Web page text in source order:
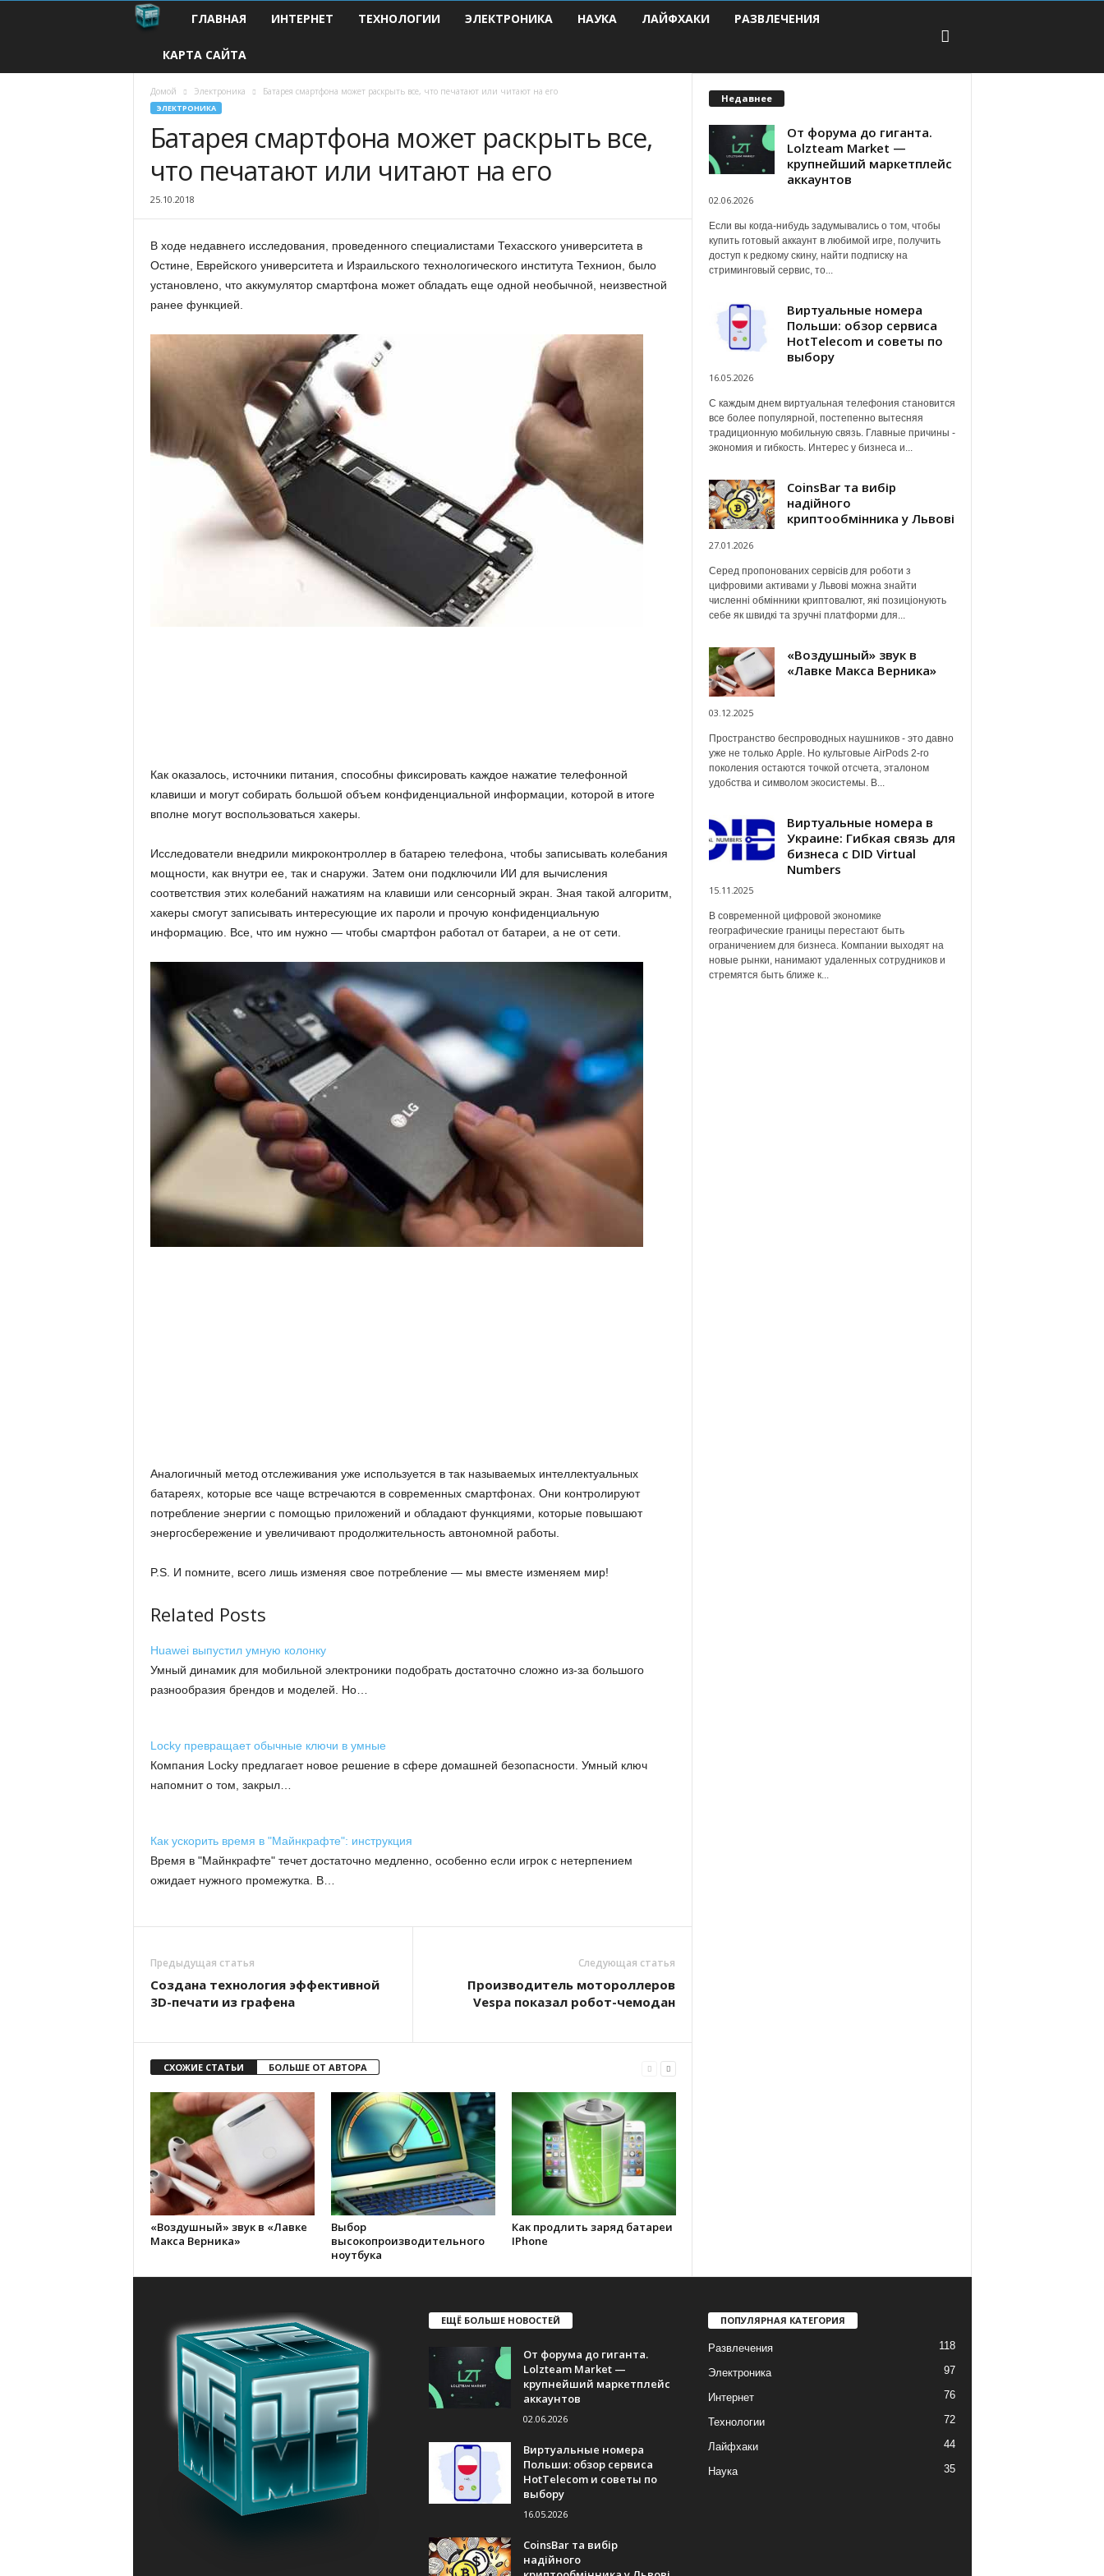
о
в
м
н
н
е
ГЛАВНАЯ ИНТЕРНЕТ ТЕХНОЛОГИИ ЭЛЕКТРОНИКА НАУКА ЛАЙФХАКИ РАЗВЛЕЧЕНИЯ
КАРТА САЙТА
Домой Электроника Батарея смартфона может раскрыть все, что печатают или читают на его
ЭЛЕКТРОНИКА
Батарея смартфона может раскрыть все,
что печатают или читают на его
25.10.2018
В ходе недавнего исследования, проведенного специалистами Техасского университета в
Остине, Еврейского университета и Израильского технологического института Технион, было
установлено, что аккумулятор смартфона может обладать еще одной необычной, неизвестной
ранее функцией.
Как оказалось, источники питания, способны фиксировать каждое нажатие телефонной
клавиши и могут собирать большой объем конфиденциальной информации, которой в итоге
вполне могут воспользоваться хакеры.
Исследователи внедрили микроконтроллер в батарею телефона, чтобы записывать колебания
мощности, как внутри ее, так и снаружи. Затем они подключили ИИ для вычисления
соответствия этих колебаний нажатиям на клавиши или сенсорный экран. Зная такой алгоритм,
хакеры смогут записывать интересующие их пароли и прочую конфиденциальную
информацию. Все, что им нужно — чтобы смартфон работал от батареи, а не от сети.
Аналогичный метод отслеживания уже используется в так называемых интеллектуальных
батареях, которые все чаще встречаются в современных смартфонах. Они контролируют
потребление энергии с помощью приложений и обладают функциями, которые повышают
энергосбережение и увеличивают продолжительность автономной работы.
P.S. И помните, всего лишь изменяя свое потребление — мы вместе изменяем мир!
Related Posts
Huawei выпустил умную колонку
Умный динамик для мобильной электроники подобрать достаточно сложно из-за большого
разнообразия брендов и моделей. Но…
Locky превращает обычные ключи в умные
Компания Locky предлагает новое решение в сфере домашней безопасности. Умный ключ
напомнит о том, закрыл…
Как ускорить время в "Майнкрафте": инструкция
Время в "Майнкрафте" течет достаточно медленно, особенно если игрок с нетерпением
ожидает нужного промежутка. В…
Предыдущая статья
Создана технология эффективной
3D-печати из графена
Следующая статья
Производитель мотороллеров
Vespa показал робот-чемодан
СХОЖИЕ СТАТЬИ БОЛЬШЕ ОТ АВТОРА
«Воздушный» звук в «Лавке
Макса Верника»
Выбор
высокопроизводительного
ноутбука
Как продлить заряд батареи
IPhone
Недавнее
От форума до гиганта.
Lolzteam Market —
крупнейший маркетплейс
аккаунтов
02.06.2026
Если вы когда-нибудь задумывались о том, чтобы
купить готовый аккаунт в любимой игре, получить
доступ к редкому скину, найти подписку на
стриминговый сервис, то...
Виртуальные номера
Польши: обзор сервиса
HotTelecom и советы по
выбору
16.05.2026
С каждым днем виртуальная телефония становится
все более популярной, постепенно вытесняя
традиционную мобильную связь. Главные причины -
экономия и гибкость. Интерес у бизнеса и...
CoinsBar та вибір
надійного
криптообмінника у Львові
27.01.2026
Серед пропонованих сервісів для роботи з
цифровими активами у Львові можна знайти
численні обмінники криптовалют, які позиціонують
себе як швидкі та зручні платформи для...
«Воздушный» звук в
«Лавке Макса Верника»
03.12.2025
Пространство беспроводных наушников - это давно
уже не только Apple. Но культовые AirPods 2-го
поколения остаются точкой отсчета, эталоном
удобства и символом экосистемы. В...
Виртуальные номера в
Украине: Гибкая связь для
бизнеса с DID Virtual
Numbers
15.11.2025
В современной цифровой экономике
географические границы перестают быть
ограничением для бизнеса. Компании выходят на
новые рынки, нанимают удаленных сотрудников и
стремятся быть ближе к...
ЕЩЁ БОЛЬШЕ НОВОСТЕЙ
От форума до гиганта.
Lolzteam Market —
крупнейший маркетплейс
аккаунтов
02.06.2026
Виртуальные номера
Польши: обзор сервиса
HotTelecom и советы по
выбору
16.05.2026
CoinsBar та вибір
надійного
ПОПУЛЯРНАЯ КАТЕГОРИЯ
Развлечения 118
Электроника 97
Интернет 76
Технологии 72
Лайфхаки 44
Наука 35